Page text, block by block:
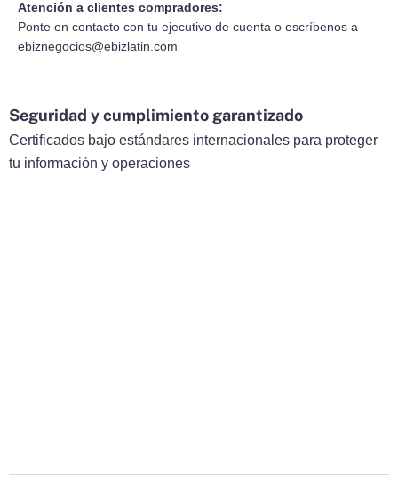
Atención a clientes compradores:
Ponte en contacto con tu ejecutivo de cuenta o escríbenos a
ebiznegocios@ebizlatin.com
Seguridad y cumplimiento garantizado
Certificados bajo estándares internacionales para proteger
tu información y operaciones